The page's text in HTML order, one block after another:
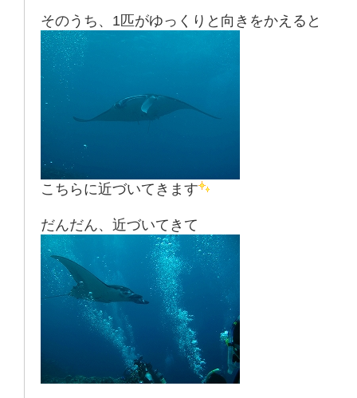
そのうち、1匹がゆっくりと向きをかえると
こちらに近づいてきます
だんだん、近づいてきて